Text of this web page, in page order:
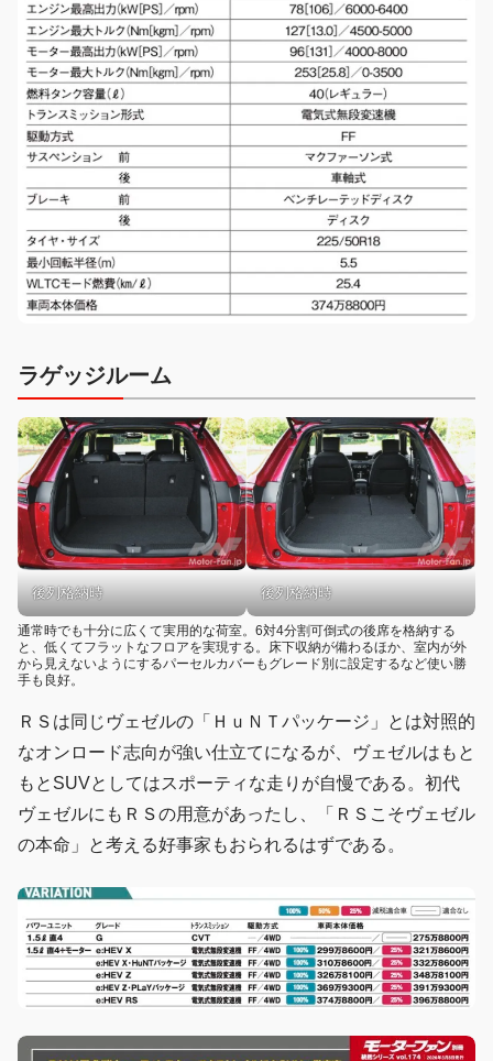
ラゲッジルーム
後列格納時 後列格納時
通常時でも十分に広くて実用的な荷室。6対4分割可倒式の後席を格納する
と、低くてフラットなフロアを実現する。床下収納が備わるほか、室内が外
から見えないようにするパーセルカバーもグレード別に設定するなど使い勝
手も良好。
ＲＳは同じヴェゼルの「ＨｕＮＴパッケージ」とは対照的
なオンロード志向が強い仕立てになるが、ヴェゼルはもと
もとSUVとしてはスポーティな走りが自慢である。初代
ヴェゼルにもＲＳの用意があったし、「ＲＳこそヴェゼル
の本命」と考える好事家もおられるはずである。